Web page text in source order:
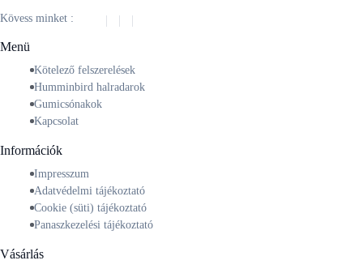
Kövess minket :
Menü
Kötelező felszerelések
Humminbird halradarok
Gumicsónakok
Kapcsolat
Információk
Impresszum
Adatvédelmi tájékoztató
Cookie (süti) tájékoztató
Panaszkezelési tájékoztató
Vásárlás